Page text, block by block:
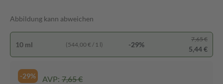
Abbildung kann abweichen
10 ml (544,00 € / 1 l) -29%
7,65 €
5,44 €
-29% AVP: 7,65 €